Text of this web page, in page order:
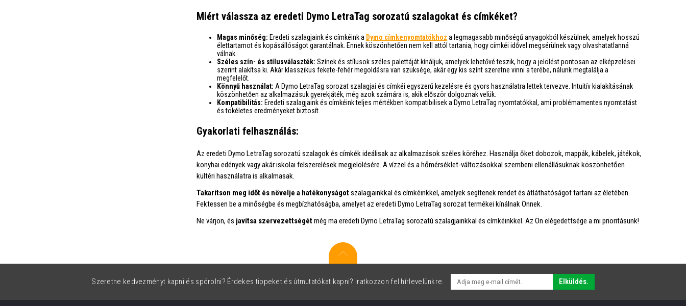
Miért válassza az eredeti Dymo LetraTag sorozatú szalagokat és címkéket?
Magas minőség: Eredeti szalagjaink és címkéink a Dymo címkenyomtatókhoz a legmagasabb minőségű anyagokból készülnek, amelyek hosszú
élettartamot és kopásállóságot garantálnak. Ennek köszönhetően nem kell attól tartania, hogy címkéi idővel megsérülnek vagy olvashatatlanná
válnak.
Széles szín- és stílusválaszték: Színek és stílusok széles palettáját kínáljuk, amelyek lehetővé teszik, hogy a jelölést pontosan az elképzelései
szerint alakítsa ki. Akár klasszikus fekete-fehér megoldásra van szüksége, akár egy kis színt szeretne vinni a terébe, nálunk megtalálja a
megfelelőt.
Könnyű használat: A Dymo LetraTag sorozat szalagjai és címkéi egyszerű kezelésre és gyors használatra lettek tervezve. Intuitív kialakításának
köszönhetően az alkalmazásuk gyerekjáték, még azok számára is, akik először dolgoznak velük.
Kompatibilitás: Eredeti szalagjaink és címkéink teljes mértékben kompatibilisek a Dymo LetraTag nyomtatókkal, ami problémamentes nyomtatást
és tökéletes eredményeket biztosít.
Gyakorlati felhasználás:
Az eredeti Dymo LetraTag sorozatú szalagok és címkék ideálisak az alkalmazások széles köréhez. Használja őket dobozok, mappák, kábelek, játékok,
konyhai edények vagy akár iskolai felszerelések megjelölésére. A vízzel és a hőmérséklet-változásokkal szembeni ellenállásuknak köszönhetően
kültéri használatra is alkalmasak.
Takarítson meg időt és növelje a hatékonyságotszalagjainkkal és címkéinkkel, amelyek segítenek rendet és átláthatóságot tartani az életében.
Fektessen be a minőségbe és megbízhatóságba, amelyet az eredeti Dymo LetraTag sorozat termékei kínálnak Önnek.
Ne várjon, és javítsa szervezettségétmég ma eredeti Dymo LetraTag sorozatú szalagjainkkal és címkéinkkel. Az Ön elégedettsége a mi prioritásunk!
Szeretne kedvezményt kapni és spórolni? Érdekes tippeket és útmutatókat kapni? Iratkozzon fel hírlevelünkre. Elküldés.